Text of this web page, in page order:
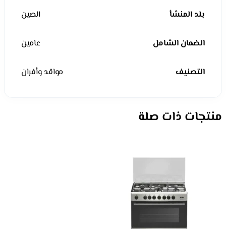
بلد المنشأ الصين
الضمان الشامل عامين
التصنيف مواقد وأفران
منتجات ذات صلة